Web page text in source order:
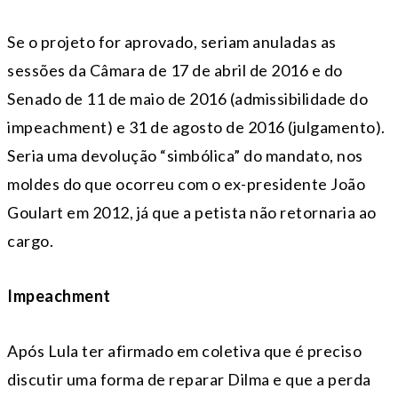
Se o projeto for aprovado, seriam anuladas as
sessões da Câmara de 17 de abril de 2016 e do
Senado de 11 de maio de 2016 (admissibilidade do
impeachment) e 31 de agosto de 2016 (julgamento).
Seria uma devolução “simbólica” do mandato, nos
moldes do que ocorreu com o ex-presidente João
Goulart em 2012, já que a petista não retornaria ao
cargo.
Impeachment
Após Lula ter afirmado em coletiva que é preciso
discutir uma forma de reparar Dilma e que a perda